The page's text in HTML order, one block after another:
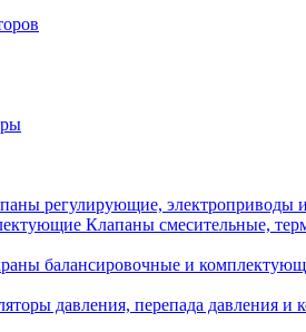
регулирующие, электроприводы
Клапаны смесительные,
балансировочные и
давления, перепада давления